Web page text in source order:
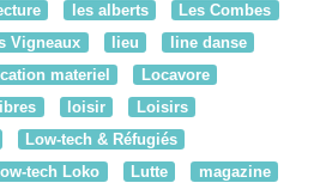
les alberts
Les Combes
Vigneaux lieu
line danse
materiel
Locavore
loisir
Loisirs
Low-tech & Réfugiés
tech Loko Lutte
magazine